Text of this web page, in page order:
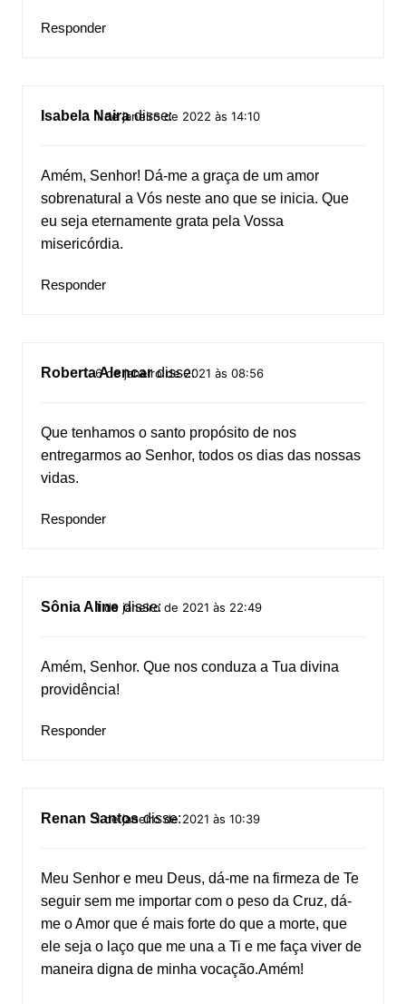
Responder
Isabela Naira disse:
1 de janeiro de 2022 às 14:10
Amém, Senhor! Dá-me a graça de um amor
sobrenatural a Vós neste ano que se inicia. Que
eu seja eternamente grata pela Vossa
misericórdia.
Responder
Roberta Alencar disse:
6 de janeiro de 2021 às 08:56
Que tenhamos o santo propósito de nos
entregarmos ao Senhor, todos os dias das nossas
vidas.
Responder
Sônia Aline disse:
1 de janeiro de 2021 às 22:49
Amém, Senhor. Que nos conduza a Tua divina
providência!
Responder
Renan Santos disse:
1 de janeiro de 2021 às 10:39
Meu Senhor e meu Deus, dá-me na firmeza de Te
seguir sem me importar com o peso da Cruz, dá-
me o Amor que é mais forte do que a morte, que
ele seja o laço que me una a Ti e me faça viver de
maneira digna de minha vocação.Amém!